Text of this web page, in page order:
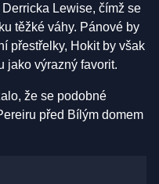
Lewise, čímž se
těžké váhy. Pánové by
přestřelky, Hokit by však
jako výrazný favorit.
že se podobné
před Bílým domem